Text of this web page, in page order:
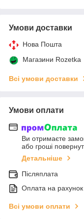
Умови доставки
Нова Пошта
Магазини Rozetka
Всі умови доставки
Умови оплати
Ви отримаєте
або гроші
Детальніше
Післяплата
Оплата на рахунок
Всі умови оплати